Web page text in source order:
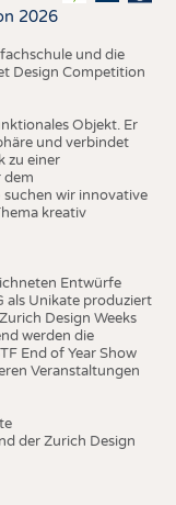
2026
und die
Design Competition
Objekt. Er
und verbindet
zu einer
dem
wir innovative
kreativ
Entwürfe
als Unikate produziert
Design Weeks
werden die
End of Year Show
Veranstaltungen
der Zurich Design